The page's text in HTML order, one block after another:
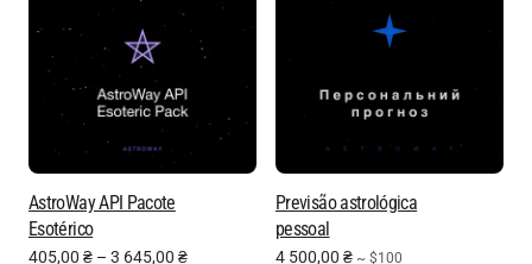
AstroWay API Pacote
Esotérico
405,00 ₴ – 3 645,00 ₴
Previsão astrológica
pessoal
4 500,00 ₴ ~ $100